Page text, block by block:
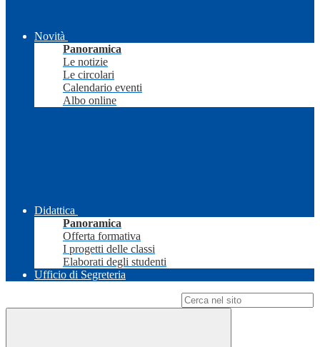
Novità
Panoramica
Le notizie
Le circolari
Calendario eventi
Albo online
Didattica
Panoramica
Offerta formativa
I progetti delle classi
Elaborati degli studenti
Ufficio di Segreteria